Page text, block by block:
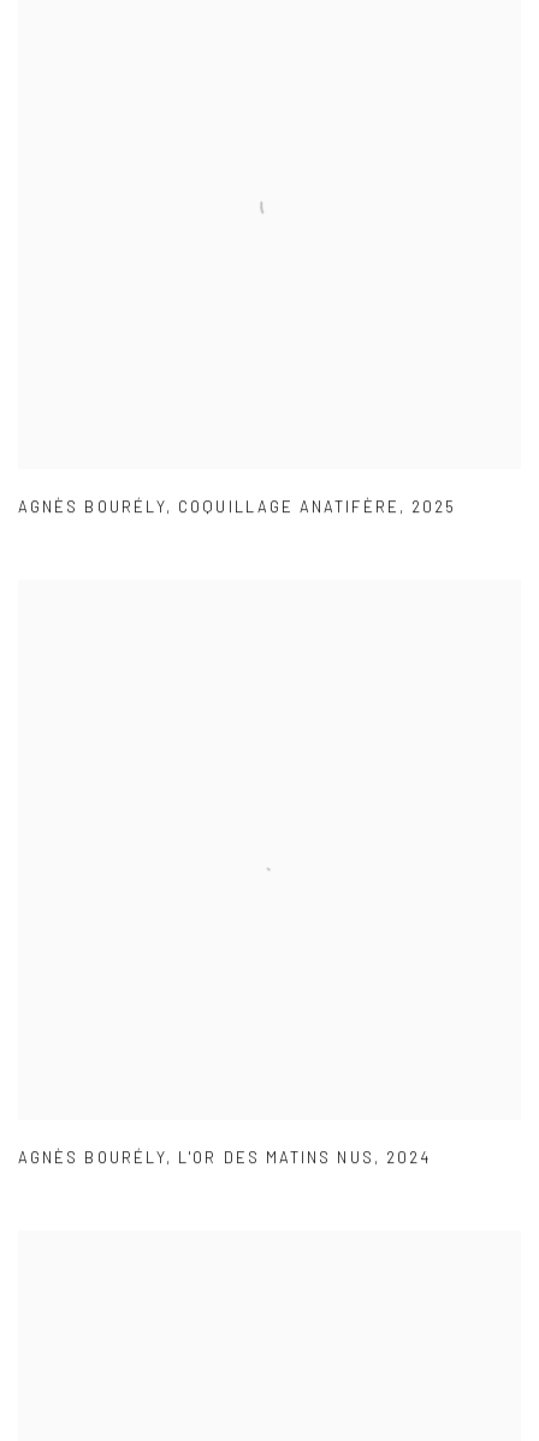
AGNÈS BOURÉLY, COQUILLAGE ANATIFÈRE , 2025
AGNÈS BOURÉLY, L'OR DES MATINS NUS , 2024